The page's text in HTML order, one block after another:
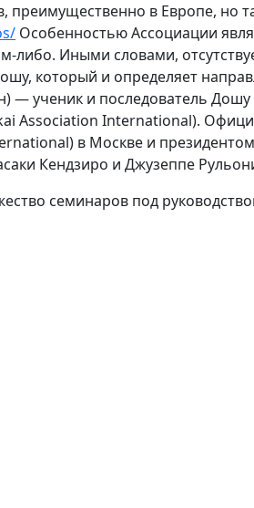
преимущественно в Европе,
Особенностью Ассоциации
Иными словами,
который и определяет
— ученик и последователь
Association International).
в Москве и
Кендзиро и Джузеппе
семинаров под